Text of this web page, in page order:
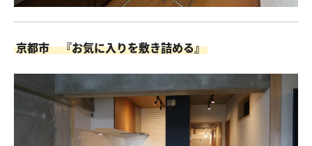
京都市 『お気に入りを敷き詰める』